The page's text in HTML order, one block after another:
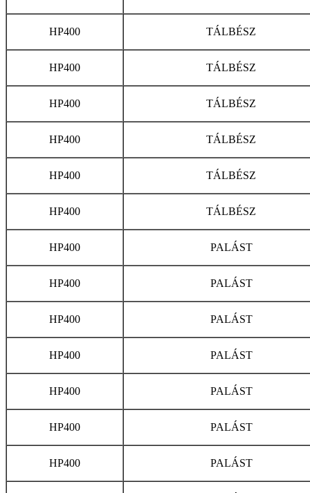
HP400 TÁLBÉSZ
HP400 TÁLBÉSZ
HP400 TÁLBÉSZ
HP400 TÁLBÉSZ
HP400 TÁLBÉSZ
HP400 TÁLBÉSZ
HP400 PALÁST
HP400 PALÁST
HP400 PALÁST
HP400 PALÁST
HP400 PALÁST
HP400 PALÁST
HP400 PALÁST